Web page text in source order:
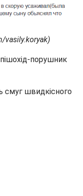
vasily.koryak)
порушник
смуг швидкісного